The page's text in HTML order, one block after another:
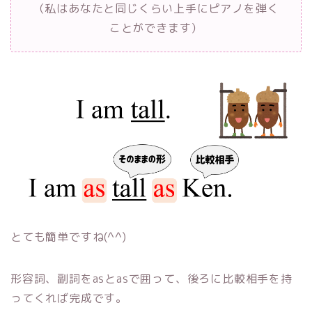
（私はあなたと同じくらい上手にピアノを弾く
ことができます）
とても簡単ですね(^^)
形容詞、副詞をasとasで囲って、後ろに比較相手を持
ってくれば完成です。